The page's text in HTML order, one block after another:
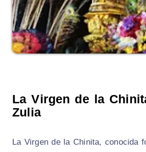
La Virgen de la
Zulia
La Virgen de la Chinita, conocida